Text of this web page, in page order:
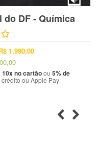
do DF - Química
1.990,00
10x no cartãoou 5% de
ou Apple Pay